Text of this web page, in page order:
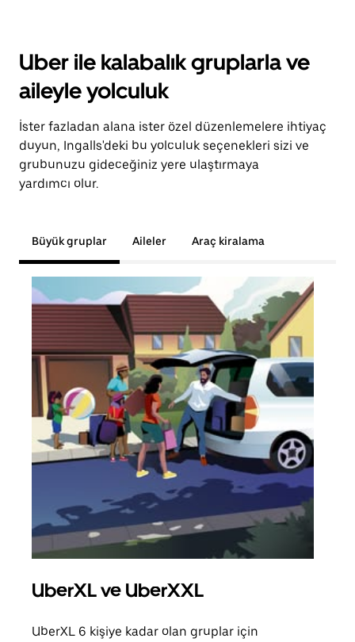
Uber ile kalabalık gruplarla ve
aileyle yolculuk
İster fazladan alana ister özel düzenlemelere ihtiyaç
duyun, Ingalls'deki bu yolculuk seçenekleri sizi ve
grubunuzu gideceğiniz yere ulaştırmaya
yardımcı olur.
Büyük gruplar Aileler Araç kiralama
UberXL ve UberXXL
UberXL 6 kişiye kadar olan gruplar için